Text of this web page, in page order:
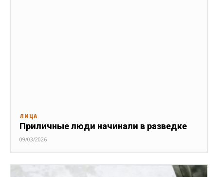
ЛИЦА
Приличные люди начинали в разведке
09/03/2026